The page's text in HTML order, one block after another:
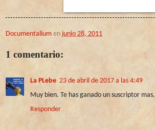
Documentalium en junio 28, 2011
1 comentario:
La PLebe 23 de abril de 2017 a las 4:49
Muy bien. Te has ganado un suscriptor mas.
Responder